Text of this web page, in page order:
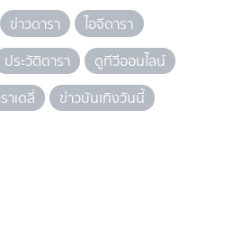
ข่าวดารา
ไอจีดารา
ประวัติดารา
ดูทีวีออนไลน์
าเดลี่ ข่าวบันเทิงวันนี้